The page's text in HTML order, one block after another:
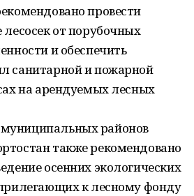
провести
от порубочных
и обеспечить
санитарной и пожарной
на арендуемых лесных
районов
также рекомендовано
осенних экологических
к лесному фонду